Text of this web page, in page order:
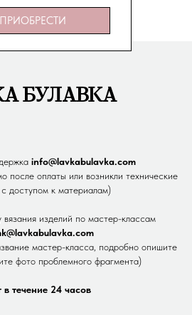
ПРИОБРЕСТИ
БУЛАВКА
info@lavkabulavka.com
после оплаты или возникли технические
доступом к материалам)
изделий по мастер-классам
мастер-класса, подробно опишите
фото проблемного фрагмента)
в течение 24 часов